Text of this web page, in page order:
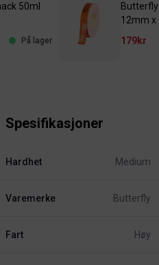
50ml
På lager
12mm x
179kr
Spesifikasjoner
Hardhet Medium
Varemerke Butterfly
Fart Høy